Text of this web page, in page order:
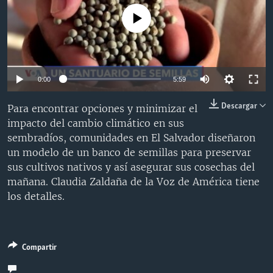
VENEZUELA
BRASIL
NICARAGUA
ECONOMÍA
ENTRETENIMIENTO Y CULTURA
TECNOLOGÍA
DEPORTES
MULTIMEDIA
VIDEOS
FOTOGRAFÍA
AUDIOS
PROGRAMAS TV
EL MUNDO AL DÍA
FORO INTERAMERICANO
LAS CLAVES
PANORAMA
RADIO
AVANCE INFORMATIVO
BUENOS DÍAS AMÉRICA
ESTADOS UNIDOS AL DÍA
EL MUNDO AL DÍA [RADIO]
FORO [RADIO]
ENTRETENIMIENTO
DIRECT
Learning English
SÍGANOS
Auto 360p
720p 1080p
No media source currently available
0:00 5:59 Auto
240p
480p
720p
1080p
Descargar
Para encontrar opciones y minimizar el
impacto del cambio climático en sus
sembradíos, comunidades en El Salvador diseñaron
un modelo de un banco de semillas para preservar
sus cultivos nativos y así asegurar sus cosechas del
mañana. Claudia Zaldaña de la Voz de América tiene
los detalles.
Compartir